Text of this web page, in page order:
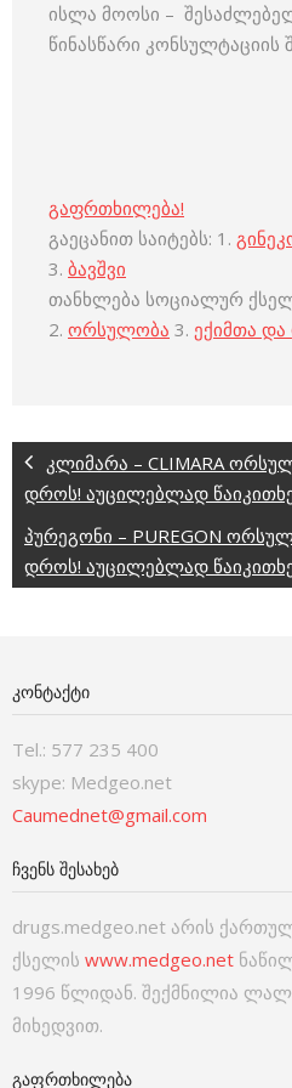
ისლა მოოსი –
წინასწარი კონსულტაციის
გაფრთხილება!
გაეცანით საიტებს: 1.
3. ბავშვი
თანხლება სოციალურ
2. ორსულობა 3. ექიმთა
კლიმარა – CLIMARA
დროს! აუცილებლად
პურეგონი – PUREGON
დროს! აუცილებლად
ᲙᲝᲜᲢᲐᲥᲢᲘ
Tel.: 577 235 400
skype: Medgeo.net
Caumednet@gmail.com
ᲩᲕᲔᲜᲡ ᲨᲔᲡᲐᲮᲔᲑ
drugs.medgeo.net არის
ქსელის www.medgeo.net
1996 წლიდან. შექმნილია
მიხედვით.
ᲒᲐᲤᲠᲗᲮᲘᲚᲔᲑᲐ